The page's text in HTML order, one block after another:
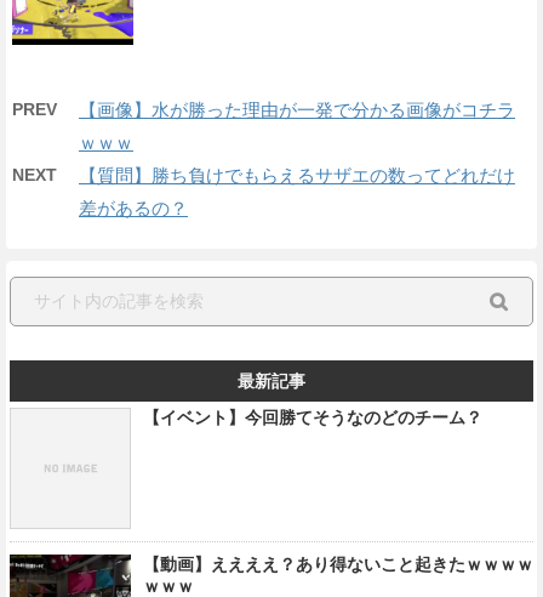
PREV
【画像】水が勝った理由が一発で分かる画像がコチラ
ｗｗｗ
NEXT
【質問】勝ち負けでもらえるサザエの数ってどれだけ
差があるの？
最新記事
【イベント】今回勝てそうなのどのチーム？
【動画】ええええ？あり得ないこと起きたｗｗｗｗ
ｗｗｗ